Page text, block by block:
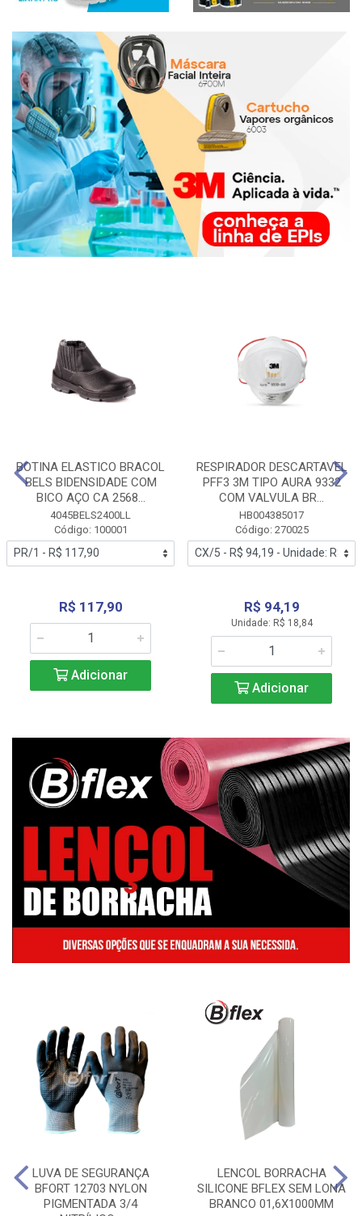
BOTINA ELASTICO BRACOL
BELS BIDENSIDADE COM
BICO AÇO CA 2568...
4045BELS2400LL
Código: 100001
R$ 117,90
Adicionar
RESPIRADOR DESCARTAVEL
PFF3 3M TIPO AURA 9332
COM VALVULA BR...
HB004385017
Código: 270025
R$ 94,19
Unidade: R$ 18,84
Adicionar
LUVA DE SEGURANÇA
BFORT 12703 NYLON
PIGMENTADA 3/4
LENCOL BORRACHA
SILICONE BFLEX SEM LONA
BRANCO 01,6X1000MM